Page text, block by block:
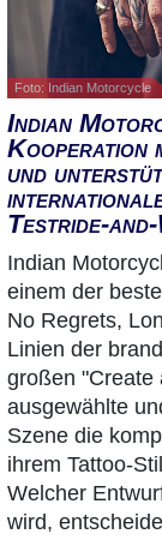
Foto: Indian Motorcycle
Indian
Kooperation
und
Testride-
Indian
einem der
No Regrets,
Linien der
großen "Create
ausgewählte
Szene die
ihrem Tattoo-
Welcher
wird,